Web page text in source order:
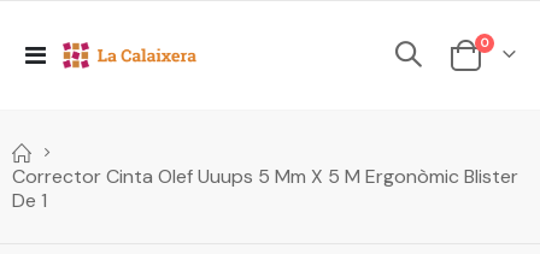
Toggle
Cesta
0elements
Corrector Cinta Olef Uuups 5 Mm X 5 M Ergonòmic Blister
De 1